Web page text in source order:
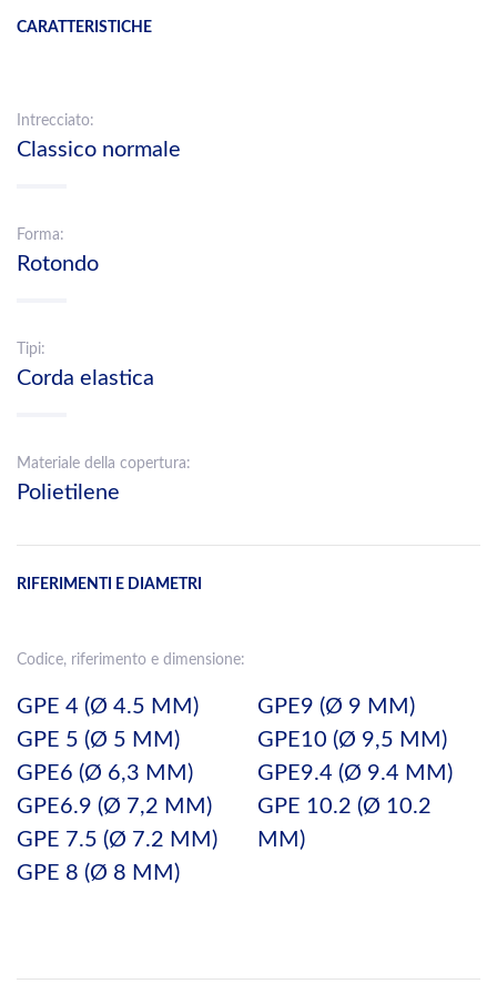
CARATTERISTICHE
Intrecciato:
Classico normale
Forma:
Rotondo
Tipi:
Corda elastica
Materiale della copertura:
Polietilene
RIFERIMENTI E DIAMETRI
Codice, riferimento e dimensione:
GPE 4 (Ø 4.5 MM)
GPE 5 (Ø 5 MM)
GPE6 (Ø 6,3 MM)
GPE6.9 (Ø 7,2 MM)
GPE 7.5 (Ø 7.2 MM)
GPE 8 (Ø 8 MM)
GPE9 (Ø 9 MM)
GPE10 (Ø 9,5 MM)
GPE9.4 (Ø 9.4 MM)
GPE 10.2 (Ø 10.2
MM)